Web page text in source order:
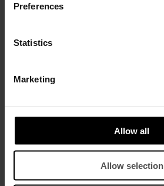
Preferences
Statistics
Marketing
Allow all
Allow selection
COMPLETA IL TUO LOOK